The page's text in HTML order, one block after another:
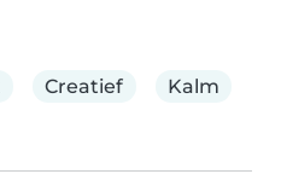
Creatief Kalm